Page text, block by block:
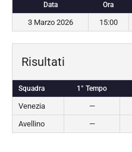
Data Ora
3 Marzo 2026 15:00
Risultati
Squadra 1° Tempo
Venezia —
Avellino
—